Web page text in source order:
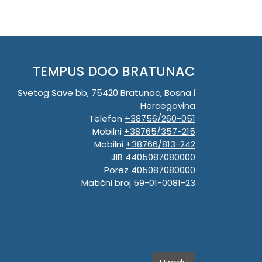
TEMPUS DOO BRATUNAC
Svetog Save bb, 75420 Bratunac, Bosna i
Hercegovina
Telefon +38756/260-051
Mobilni +38765/357-215
Mobilni +38766/813-242
JIB 4405087080000
Porez 405087080000
Matični broj 59-01-0081-23